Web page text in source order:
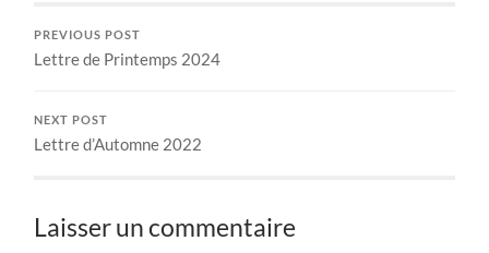
PREVIOUS POST
Lettre de Printemps 2024
NEXT POST
Lettre d’Automne 2022
Laisser un commentaire